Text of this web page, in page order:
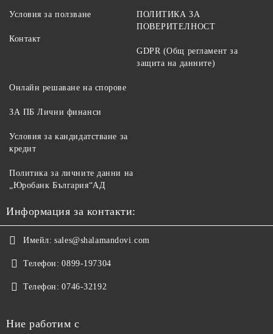
Условия за ползване
Контакт
ПОЛИТИКА ЗА
ПОВЕРИТЕЛНОСТ
GDPR (Общ регламент за
защита на данните)
Онлайн решаване на спорове
ЗА ПБ Лични финанси
Условия за кандидатстване за
кредит
Политика за личните данни на
„Юробанк България“АД
Информация за контакти:
Имейл: sales@shalamandovi.com
Телефон: 0899-197304
Телефон: 0746-32192
Ние работим с